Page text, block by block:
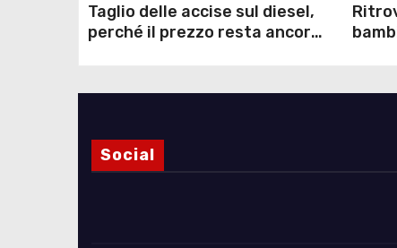
Taglio delle accise sul diesel,
perché il prezzo resta ancora
Social